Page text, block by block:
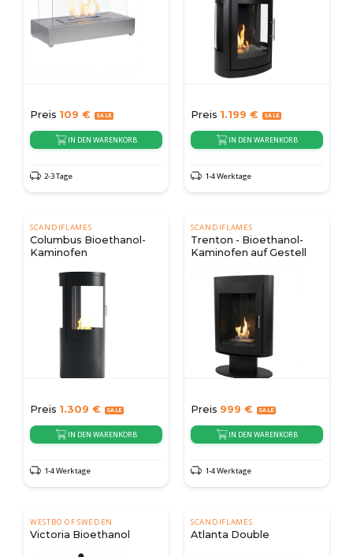
Preis 109 €
IN DEN WARENKORB
2-3 Tage
Preis 1.199 €
IN DEN WARENKORB
1-4 Werktage
SCANDIFLAMES
Columbus Bioethanol-
Kaminofen
Preis 1.309 €
IN DEN WARENKORB
1-4 Werktage
SCANDIFLAMES
Trenton - Bioethanol-
Kaminofen auf Gestell
Preis 999 €
IN DEN WARENKORB
1-4 Werktage
WESTBO OF SWEDEN
Victoria Bioethanol
SCANDIFLAMES
Atlanta Double